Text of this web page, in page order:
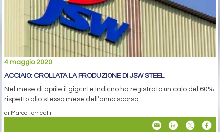
4 maggio 2020
ACCIAIO: CROLLATA LA PRODUZIONE DI JSW STEEL
Nel mese di aprile il gigante indiano ha registrato un calo del 60%
rispetto allo stesso mese dell’anno scorso
di Marco Torricelli